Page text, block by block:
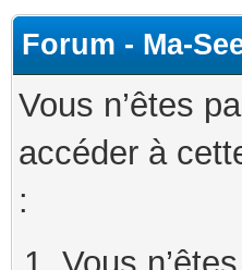
Forum - Ma-
Vous n’êtes
accéder à
: